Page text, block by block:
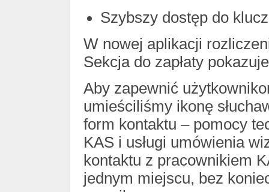
Szybszy dostęp do
W nowej aplikacji
Sekcja do zapłaty
Aby zapewnić
umieściliśmy ikonę
form kontaktu – pomocy
KAS i usługi umówienia
kontaktu z pracownikiem
jednym miejscu, bez